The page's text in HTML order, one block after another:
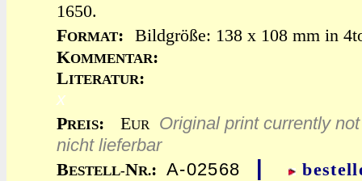
1650.
FORMAT:
Bildgröße: 138 x 108 mm in
KOMMENTAR:
LITERATUR:
x
PREIS: EUR
Original print currently
nicht lieferbar
BESTELL-NR.: A-02568 |